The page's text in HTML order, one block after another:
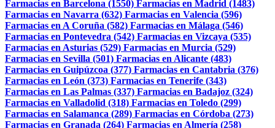
Farmacias en Barcelona (1550) Farmacias en Madrid (1483)
Farmacias en Navarra (632) Farmacias en Valencia (596)
Farmacias en A Coruña (582) Farmacias en Málaga (546)
Farmacias en Pontevedra (542) Farmacias en Vizcaya (535)
Farmacias en Asturias (529) Farmacias en Murcia (529)
Farmacias en Sevilla (501) Farmacias en Alicante (483)
Farmacias en Guipúzcoa (377) Farmacias en Cantabria (376)
Farmacias en León (373) Farmacias en Tenerife (343)
Farmacias en Las Palmas (337) Farmacias en Badajoz (324)
Farmacias en Valladolid (318) Farmacias en Toledo (299)
Farmacias en Salamanca (289) Farmacias en Córdoba (273)
Farmacias en Granada (264) Farmacias en Almería (258)